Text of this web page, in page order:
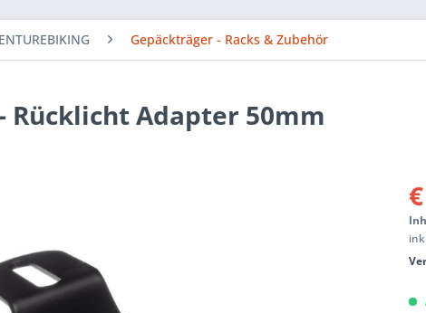
Gepäckträger - Racks & Zubehör
Rücklicht Adapter 50mm